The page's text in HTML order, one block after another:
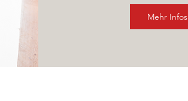
Mehr Infos